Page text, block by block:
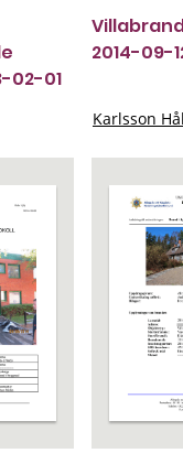
02-01
2014-09-
Karlsson